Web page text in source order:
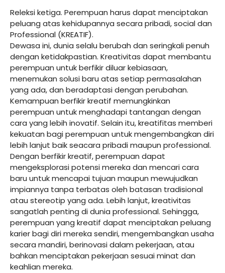
Releksi ketiga. Perempuan harus dapat menciptakan
peluang atas kehidupannya secara pribadi, social dan
Professional (KREATIF).
Dewasa ini, dunia selalu berubah dan seringkali penuh
dengan ketidakpastian. Kreativitas dapat membantu
perempuan untuk berfikir diluar kebiasaan,
menemukan solusi baru atas setiap permasalahan
yang ada, dan beradaptasi dengan perubahan.
Kemampuan berfikir kreatif memungkinkan
perempuan untuk menghadapi tantangan dengan
cara yang lebih inovatif. Selain itu, kreatifitas memberi
kekuatan bagi perempuan untuk mengembangkan diri
lebih lanjut baik seacara pribadi maupun professional.
Dengan berfikir kreatif, perempuan dapat
mengeksplorasi potensi mereka dan mencari cara
baru untuk mencapai tujuan maupun mewujudkan
impiannya tanpa terbatas oleh batasan tradisional
atau stereotip yang ada. Lebih lanjut, kreativitas
sangatlah penting di dunia professional. Sehingga,
perempuan yang kreatif dapat menciptakan peluang
karier bagi diri mereka sendiri, mengembangkan usaha
secara mandiri, berinovasi dalam pekerjaan, atau
bahkan menciptakan pekerjaan sesuai minat dan
keahlian mereka.